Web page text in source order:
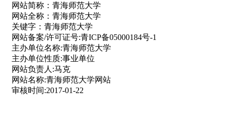
网站简称： 青海师范大学
网站全称： 青海师范大学
关键字： 青海师范大学
网站备案/许可证号:青ICP备05000184号-1
主办单位名称:青海师范大学
主办单位性质:事业单位
网站负责人:马克
网站名称:青海师范大学网站
审核时间:2017-01-22